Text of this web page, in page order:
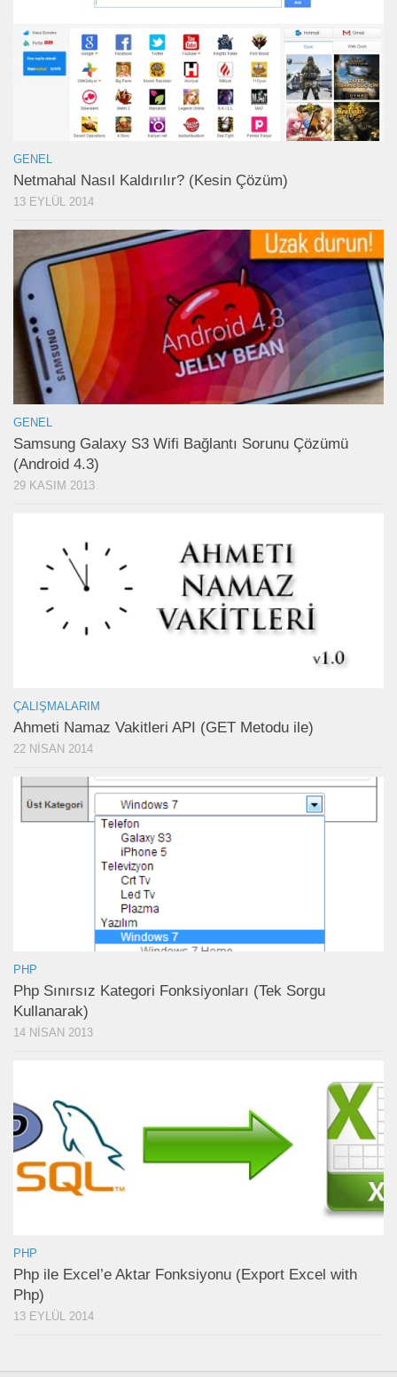
GENEL
Netmahal Nasıl Kaldırılır? (Kesin Çözüm)
13 EYLÜL 2014
GENEL
Samsung Galaxy S3 Wifi Bağlantı Sorunu Çözümü
(Android 4.3)
29 KASIM 2013
ÇALIŞMALARIM
Ahmeti Namaz Vakitleri API (GET Metodu ile)
22 NISAN 2014
PHP
Php Sınırsız Kategori Fonksiyonları (Tek Sorgu
Kullanarak)
14 NISAN 2013
PHP
Php ile Excel’e Aktar Fonksiyonu (Export Excel with
Php)
13 EYLÜL 2014